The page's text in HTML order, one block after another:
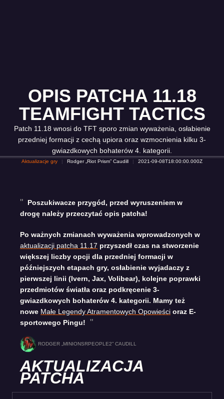
OPIS PATCHA 11.18
TEAMFIGHT TACTICS
Patch 11.18 wnosi do TFT sporo zmian wyważenia, osłabienie
przedniej formacji z cechą upiora oraz wzmocnienia kilku 3-
gwiazdkowych bohaterów 4. kategorii.
Aktualizacje gry Rodger „Riot Prism” Caudill 2021-09-08T18:00:00.000Z
Poszukiwacze przygód, przed wyruszeniem w
drogę należy przeczytać opis patcha!
Po ważnych zmianach wyważenia wprowadzonych w
aktualizacji patcha 11.17 przyszedł czas na stworzenie
większej liczby opcji dla przedniej formacji w
późniejszych etapach gry, osłabienie wyjadaczy z
pierwszej linii (Ivern, Jax, Volibear), kolejne poprawki
przedmiotów światła oraz podkręcenie 3-
gwiazdkowych bohaterów 4. kategorii. Mamy też
nowe Małe Legendy Atramentowych Opowieści oraz E-
sportowego Pingu!
RODGER „MINIONSRPEOPLE2” CAUDILL
AKTUALIZACJA
PATCHA